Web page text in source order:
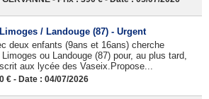
/ Landouge (87) - Urgent
deux enfants (9ans et 16ans) cherche
ou Landouge (87) pour, au plus tard,
aux lycée des Vaseix.Propose...
€ - Date : 04/07/2026